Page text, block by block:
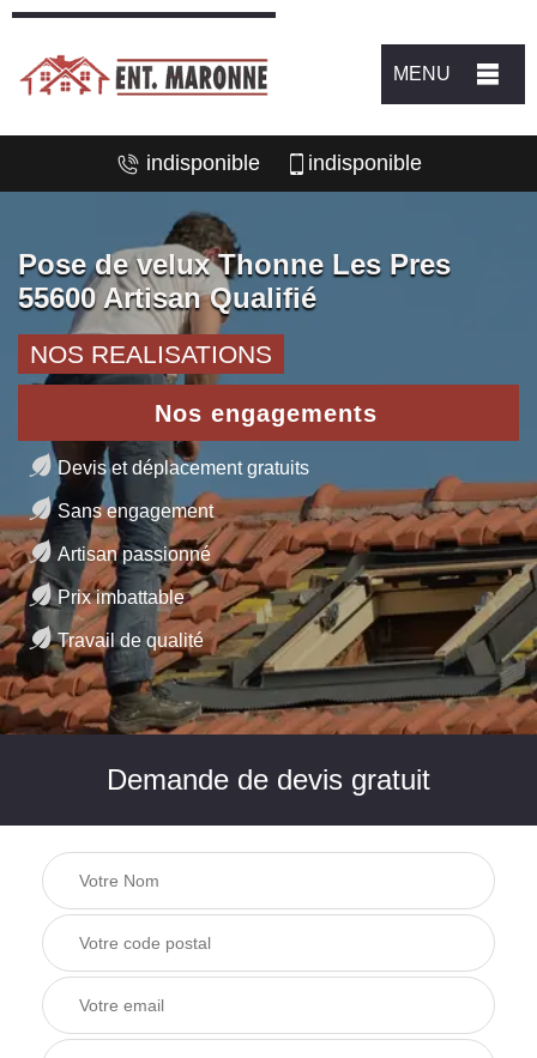
MENU
indisponible indisponible
Pose de velux Thonne Les Pres
55600 Artisan Qualifié
NOS REALISATIONS
Nos engagements
Devis et déplacement gratuits
Sans engagement
Artisan passionné
Prix imbattable
Travail de qualité
Demande de devis gratuit